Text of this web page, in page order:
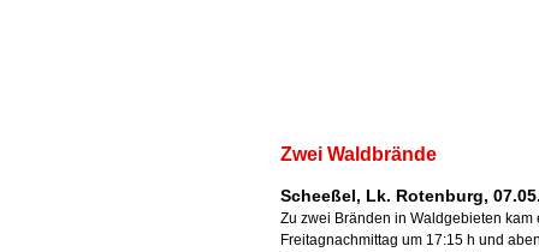
Zwei Waldbrände
Scheeßel, Lk. Rotenburg,
Zu zwei Bränden in Waldgebieten kam
Freitagnachmittag um 17:15 h und